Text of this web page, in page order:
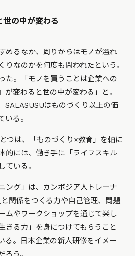
世の中が変わる
めるなか、周りからはモノが溢れ
りなのかを何度も問われたという。
た。「モノを買うことは企業への
が変わると世の中が変わる」と。
SALASUSUはものづくり以上の価
いる。
つは、「ものづくり×教育」を軸に
的には、働き手に「ライフスキル
ている。
ング」は、カンボジア人トレーナ
関係をつくる力や自己管理、問題
ムやワークショップを通じて楽し
きる力」を身につけてもらうこと
る。日本企業の新人研修をイメー
ろう。